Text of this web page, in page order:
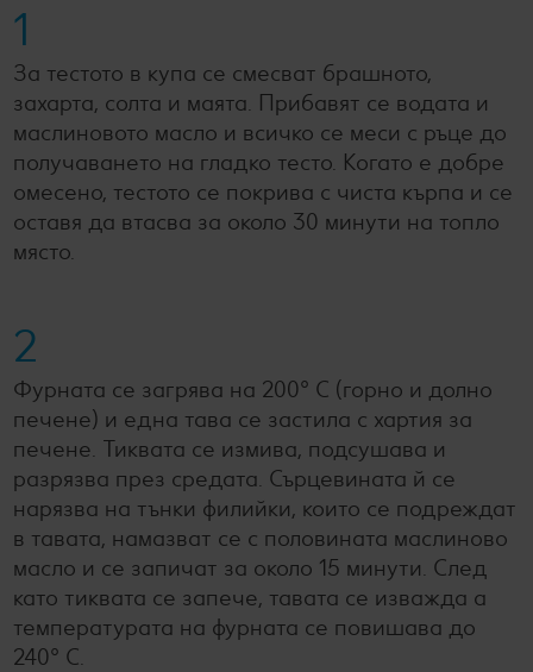
1
За тестото в купа се смесват брашното,
захарта, солта и маята. Прибавят се водата и
маслиновото масло и всичко се меси с ръце до
получаването на гладко тесто. Когато е добре
омесено, тестото се покрива с чиста кърпа и се
оставя да втасва за около 30 минути на топло
място.
2
Фурната се загрява на 200° C (горно и долно
печене) и една тава се застила с хартия за
печене. Тиквата се измива, подсушава и
разрязва през средата. Сърцевината й се
нарязва на тънки филийки, които се подреждат
в тавата, намазват се с половината маслиново
масло и се запичат за около 15 минути. След
като тиквата се запече, тавата се изважда а
температурата на фурната се повишава до
240° C.